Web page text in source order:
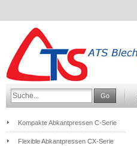
Go
Kompakte Abkantpressen C-Serie
Flexible Abkantpressen CX-Serie